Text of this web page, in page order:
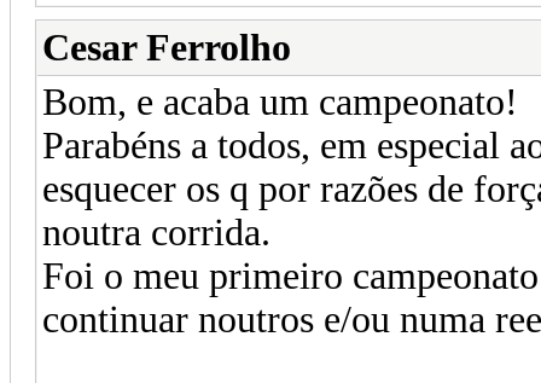
Cesar Ferrolho
Bom, e acaba um campeonato!
Parabéns a todos, em especial
esquecer os q por razões de
noutra corrida.
Foi o meu primeiro
continuar noutros e/ou numa